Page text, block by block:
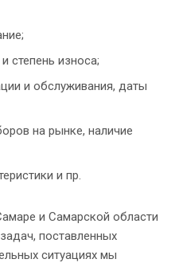
степень износа;
и обслуживания, даты
на рынке, наличие
и пр.
и Самарской области
поставленных
ситуациях мы